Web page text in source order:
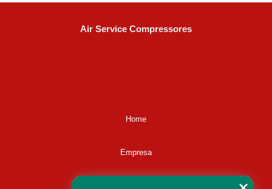
Air Service Compressores
Home
Empresa